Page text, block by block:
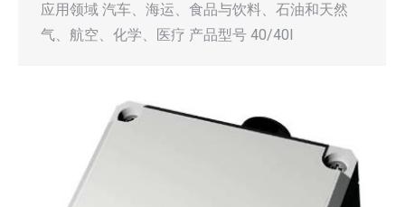
应用领域 汽车、海运、食品与饮料、石油和天然
气、航空、化学、医疗 产品型号 40/40I